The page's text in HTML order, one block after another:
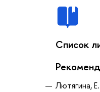
Список
Лютягина,